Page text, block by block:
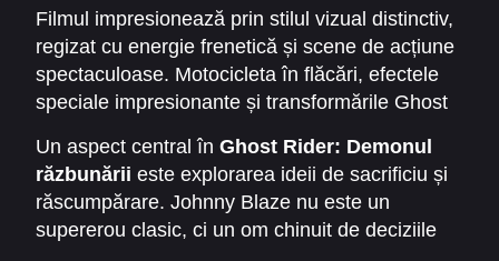
Moreau, pentru a proteja un copil cu o putere
specială pe care forțele demonice vor să o
folosească pentru a aduce iadul pe Pământ.
Demonului răzbunării și să o folosească
împotriva celor care vor să răspândească
haosul. În timp ce lupta devine din ce în ce mai
intensă, el descoperă că poate găsi o formă de
răscumpărare prin protejarea inocenților.
Filmul impresionează prin stilul vizual distinctiv,
regizat cu energie frenetică și scene de acțiune
spectaculoase. Motocicleta în flăcări, efectele
speciale impresionante și transformările Ghost
intensitate poveștii. Atmosfera este mult mai
întunecată decât în primul film, iar Nicolas Cage
oferă o interpretare intensă și explozivă, care
surprinde lupta interioară a personajului.
Un aspect central în Ghost Rider: Demonul
răzbunării este explorarea ideii de sacrificiu și
răscumpărare. Johnny Blaze nu este un
supererou clasic, ci un om chinuit de deciziile